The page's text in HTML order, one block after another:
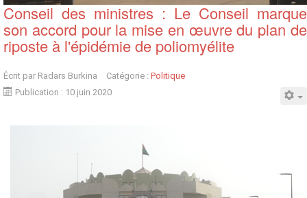
Conseil des ministres : Le Conseil marque
son accord pour la mise en œuvre du plan de
riposte à l'épidémie de poliomyélite
Écrit par Radars Burkina Catégorie : Politique
Publication : 10 juin 2020